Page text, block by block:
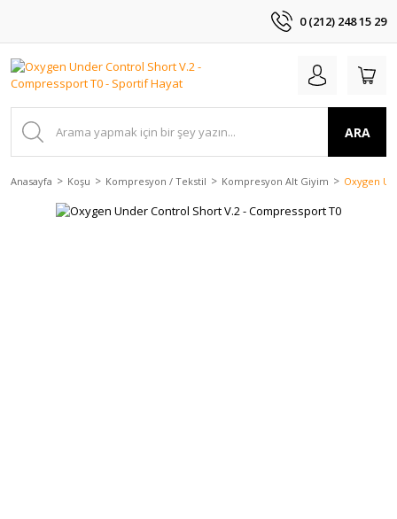
0 (212) 248 15 29
ARA
Anasayfa Koşu Kompresyon / Tekstil Kompresyon Alt Giyim Oxygen